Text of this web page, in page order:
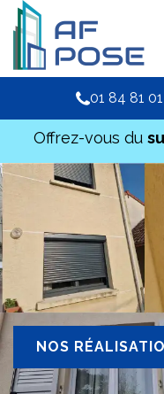
01 84 81
Offrez-vous du
NOS